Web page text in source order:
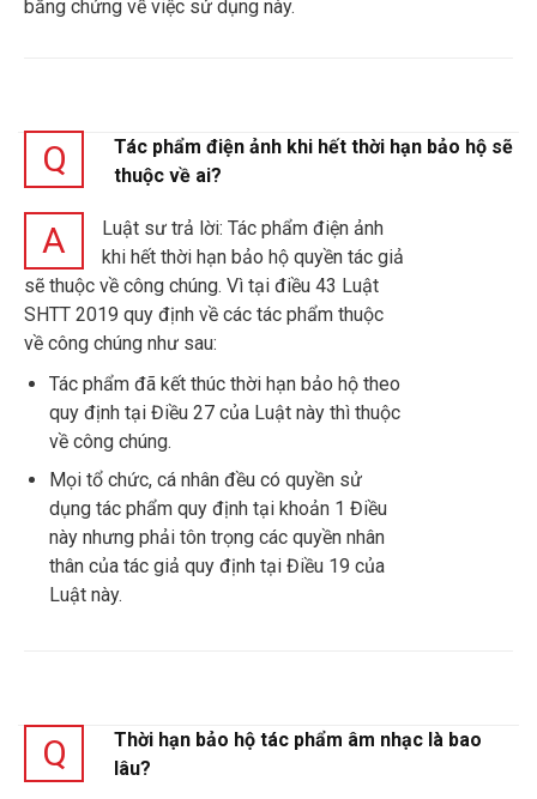
bằng chứng về việc sử dụng này.
Q
Tác phẩm điện ảnh khi hết thời hạn bảo hộ sẽ
thuộc về ai?
A
Luật sư trả lời: Tác phẩm điện ảnh
khi hết thời hạn bảo hộ quyền tác giả
sẽ thuộc về công chúng. Vì tại điều 43 Luật
SHTT 2019 quy định về các tác phẩm thuộc
về công chúng như sau:
Tác phẩm đã kết thúc thời hạn bảo hộ theo
quy định tại Điều 27 của Luật này thì thuộc
về công chúng.
Mọi tổ chức, cá nhân đều có quyền sử
dụng tác phẩm quy định tại khoản 1 Điều
này nhưng phải tôn trọng các quyền nhân
thân của tác giả quy định tại Điều 19 của
Luật này.
Q
Thời hạn bảo hộ tác phẩm âm nhạc là bao
lâu?